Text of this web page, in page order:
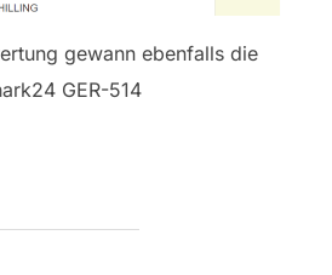
gewann ebenfalls die
GER-514